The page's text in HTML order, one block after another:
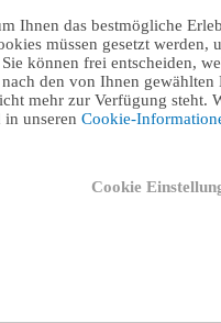
Ihnen das bestmögliche
müssen gesetzt werden,
können frei entscheiden,
nach den von Ihnen
mehr zur Verfügung steht.
in unseren Cookie-
Cookie